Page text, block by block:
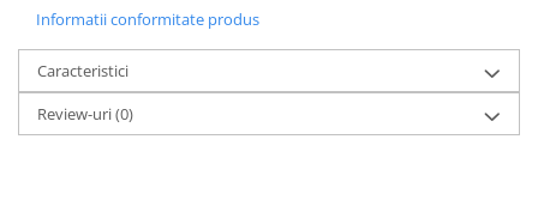
Sintetizatoare
Standuri si stative de monitoare
Subwoofere de studio
Tratament acustic
Lumini si efecte
Informatii conformitate produs
Caracteristici
Review-uri(0)